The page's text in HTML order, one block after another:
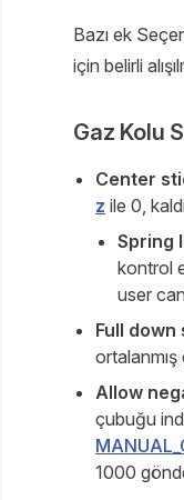
Bazı ek
için belirli
Gaz Kolu
Center
z ile 0,
Spring
kontrol
user
Full
ortalanmış
Allow
çubuğu
1000